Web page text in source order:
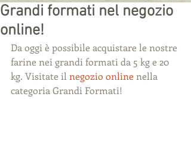
Grandi formati nel negozio
online!
Da oggi è possibile acquistare le nostre
farine nei grandi formati da 5 kg e 20
kg. Visitate il negozio online nella
categoria Grandi Formati!